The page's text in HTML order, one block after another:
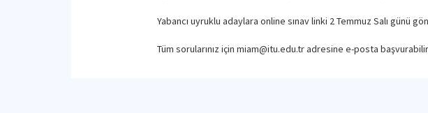
Yabancı uyruklu adaylara online sınav linki 2 Temmuz Salı günü
Tüm sorularınız için miam@itu.edu.tr adresine e-posta